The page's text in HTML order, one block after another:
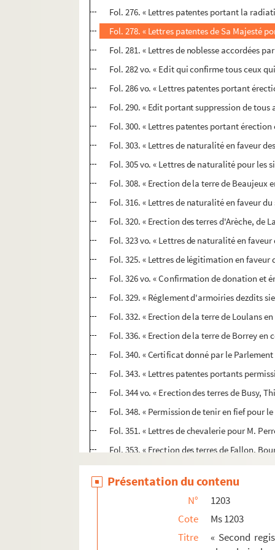
Fol. 276. « Lettres patentes portant la
Fol. 278. « Lettres patentes de Sa Majesté
Fol. 281. « Lettres de noblesse accordées
Fol. 282 vo. « Edit qui confirme tous ceux
Fol. 286 vo. « Lettres patentes portant
Fol. 290. « Edit portant suppression de
Fol. 300. « Lettres patentes portant
Fol. 303. « Lettres de naturalité en faveur
Fol. 305 vo. « Lettres de naturalité pour les
Fol. 308. « Erection de la terre de Beaujeux
Fol. 316. « Lettres de naturalité en faveur
Fol. 320. « Erection des terres d'Arèche,
Fol. 323 vo. « Lettres de naturalité en faveur
Fol. 325. « Lettres de légitimation en faveur
Fol. 326 vo. « Confirmation de donation et
Fol. 329. « Réglement d'armoiries dezdits
Fol. 332. « Erection de la terre de Loulans
Fol. 336. « Erection de la terre de Borrey
Fol. 340. « Certificat donné par le
Fol. 343. « Lettres patentes portants
Fol. 344 vo. « Erection des terres de Busy,
Fol. 348. « Permission de tenir en fief pour
Fol. 351. « Lettres de chevalerie pour M.
Fol. 353. « Erection des terres de Fallon,
Fol. 357. « Erection et union des terres
Fol. 361 vo. « Lettres de chevallerie en
Fol. 363 vo. « Erection de la terre de
Fol. 366 vo. « Lettres de noblesse pour le
Fol. 376. « Lettres patentes sur arrest
Présentation du contenu
N°
1203
Cote
Ms 1203
Titre
« Second